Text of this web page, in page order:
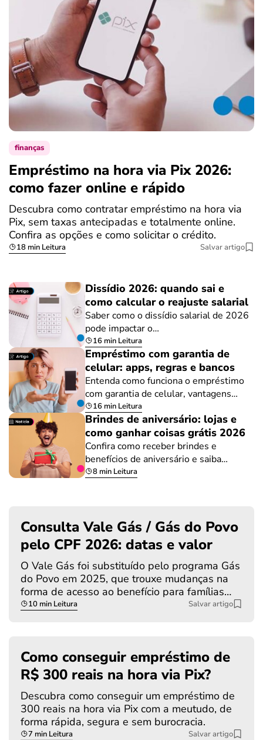
finanças
Empréstimo na hora via Pix 2026:
como fazer online e rápido
Descubra como contratar empréstimo na hora via
Pix, sem taxas antecipadas e totalmente online.
Confira as opções e como solicitar o crédito.
18 min Leitura Salvar artigo
Dissídio 2026: quando sai e
como calcular o reajuste salarial
Saber como o dissídio salarial de 2026
pode impactar o…
16 min Leitura
Empréstimo com garantia de
celular: apps, regras e bancos
Entenda como funciona o empréstimo
com garantia de celular, vantagens…
16 min Leitura
Brindes de aniversário: lojas e
como ganhar coisas grátis 2026
Confira como receber brindes e
benefícios de aniversário e saiba…
8 min Leitura
Consulta Vale Gás / Gás do Povo
pelo CPF 2026: datas e valor
O Vale Gás foi substituído pelo programa Gás
do Povo em 2025, que trouxe mudanças na
forma de acesso ao benefício para famílias…
10 min Leitura Salvar artigo
Como conseguir empréstimo de
R$ 300 reais na hora via Pix?
Descubra como conseguir um empréstimo de
300 reais na hora via Pix com a meutudo, de
forma rápida, segura e sem burocracia.
7 min Leitura Salvar artigo